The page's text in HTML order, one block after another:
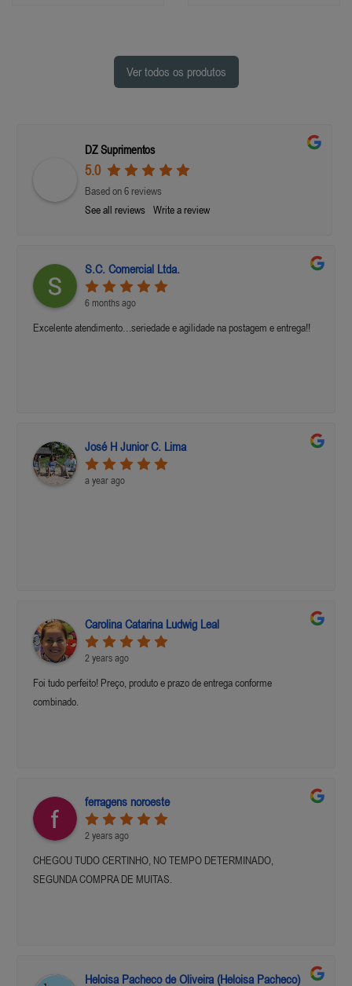
Ver todos os produtos
DZ Suprimentos
5.0
Based on 6 reviews
See all reviews
Write a review
S.C. Comercial Ltda.
6 months ago
Excelente atendimento…seriedade e agilidade na postagem e entrega!!
José H Junior C. Lima
a year ago
Carolina Catarina Ludwig Leal
2 years ago
Foi tudo perfeito! Preço, produto e prazo de entrega conforme
combinado.
ferragens noroeste
2 years ago
CHEGOU TUDO CERTINHO, NO TEMPO DETERMINADO,
SEGUNDA COMPRA DE MUITAS.
Heloisa Pacheco de Oliveira (Heloisa Pacheco)